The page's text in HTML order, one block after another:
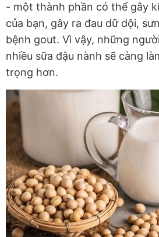
- một thành phần có thể gây
của bạn, gây ra đau dữ dội,
bệnh gout. Vì vậy, những
nhiều sữa đậu nành sẽ càng
trọng hơn.